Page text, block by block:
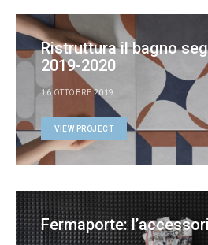
Ristruttura il bagno
2019-2020
16 OTTOBRE 2019
VIEW PROJECT
Fermaporte: